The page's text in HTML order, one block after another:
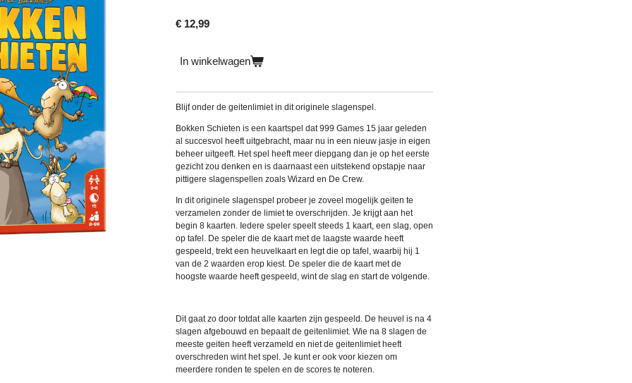
€ 12,99
In winkelwagen
Blijf onder de geitenlimiet in dit originele slagenspel.
Bokken Schieten is een kaartspel dat 999 Games 15 jaar geleden
al succesvol heeft uitgebracht, maar nu in een nieuw jasje in eigen
beheer uitgeeft. Het spel heeft meer diepgang dan je op het eerste
gezicht zou denken en is daarnaast een uitstekend opstapje naar
pittigere slagenspellen zoals Wizard en De Crew.
In dit originele slagenspel probeer je zoveel mogelijk geiten te
verzamelen zonder de limiet te overschrijden. Je krijgt aan het
begin 8 kaarten. Iedere speler speelt steeds 1 kaart, een slag, open
op tafel. De speler die de kaart met de laagste waarde heeft
gespeeld, trekt een heuvelkaart en legt die op tafel, waarbij hij 1
van de 2 waarden erop kiest. De speler die de kaart met de
hoogste waarde heeft gespeeld, wint de slag en start de volgende.
Dit gaat zo door totdat alle kaarten zijn gespeeld. De heuvel is na 4
slagen afgebouwd en bepaalt de geitenlimiet. Wie na 8 slagen de
meeste geiten heeft verzameld en niet de geitenlimiet heeft
overschreden wint het spel. Je kunt er ook voor kiezen om
meerdere ronden te spelen en de scores te noteren.